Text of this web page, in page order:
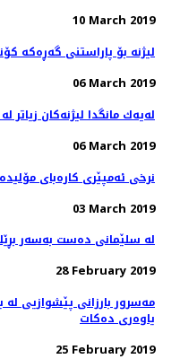
10 March 2019
لیژنە بۆ پاراستنی گەڕەكە
06 March 2019
06 March 2019
نرخی ئه‌مپێری كاره‌بای
03 March 2019
له‌ سلێمانی ده‌ست به‌سه‌ر
28 February 2019
مه‌سرور بارزانی پێشوازیی
یاوه‌ری ده‌كات
25 February 2019